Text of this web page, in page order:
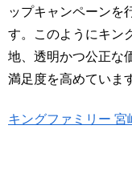
ップキャンペーンを
す。このようにキン
地、透明かつ公正な
満足度を高めていま
キングファミリー